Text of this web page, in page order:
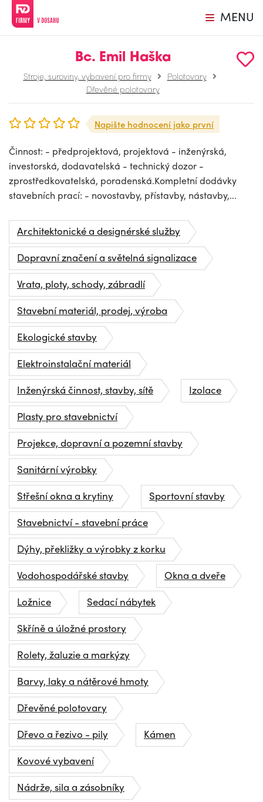
MENU
Bc. Emil Haška
Stroje, suroviny, vybavení pro firmy
Polotovary
Dřevěné polotovary
Napište hodnocení jako první
Činnost: - předprojektová, projektová - inženýrská,
investorská, dodavatelská - technický dozor -
zprostředkovatelská, poradenská.Kompletní dodávky
stavebních prací: - novostavby, přístavby, nástavby,...
Architektonické a designérské služby
Dopravní značení a světelná signalizace
Vrata, ploty, schody, zábradlí
Stavební materiál, prodej, výroba
Ekologické stavby
Elektroinstalační materiál
Inženýrská činnost, stavby, sítě
Izolace
Plasty pro stavebnictví
Projekce, dopravní a pozemní stavby
Sanitární výrobky
Střešní okna a krytiny
Sportovní stavby
Stavebnictví - stavební práce
Dýhy, překližky a výrobky z korku
Vodohospodářské stavby
Okna a dveře
Ložnice
Sedací nábytek
Skříně a úložné prostory
Rolety, žaluzie a markýzy
Barvy, laky a nátěrové hmoty
Dřevěné polotovary
Dřevo a řezivo - pily
Kámen
Kovové vybavení
Nádrže, sila a zásobníky